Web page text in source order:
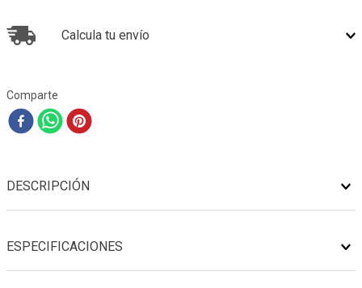
Calcula tu envío
Comparte
DESCRIPCIÓN
ESPECIFICACIONES